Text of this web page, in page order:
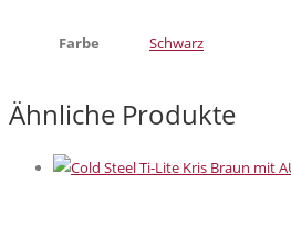
Farbe Schwarz
Ähnliche Produkte